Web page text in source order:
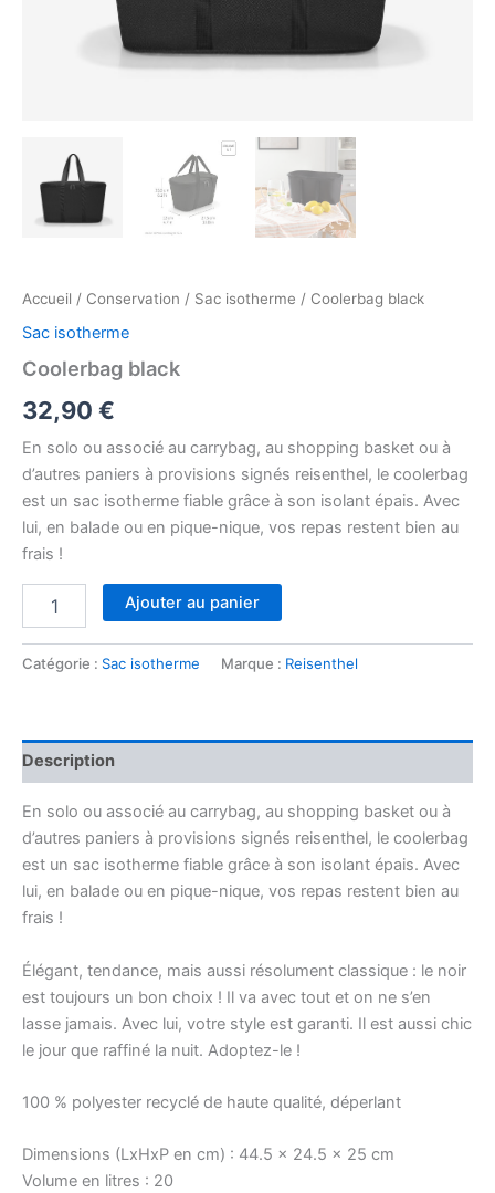
Accueil / Conservation / Sac isotherme / Coolerbag black
Sac isotherme
Coolerbag black
32,90 €
En solo ou associé au carrybag, au shopping basket ou à
d’autres paniers à provisions signés reisenthel, le coolerbag
est un sac isotherme fiable grâce à son isolant épais. Avec
lui, en balade ou en pique-nique, vos repas restent bien au
frais !
black
Ajouter au panier
Catégorie : Sac isotherme Marque : Reisenthel
Description
En solo ou associé au carrybag, au shopping basket ou à
d’autres paniers à provisions signés reisenthel, le coolerbag
est un sac isotherme fiable grâce à son isolant épais. Avec
lui, en balade ou en pique-nique, vos repas restent bien au
frais !
Élégant, tendance, mais aussi résolument classique : le noir
est toujours un bon choix ! Il va avec tout et on ne s’en
lasse jamais. Avec lui, votre style est garanti. Il est aussi chic
le jour que raffiné la nuit. Adoptez-le !
100 % polyester recyclé de haute qualité, déperlant
Dimensions (LxHxP en cm) : 44.5 x 24.5 x 25 cm
Volume en litres : 20